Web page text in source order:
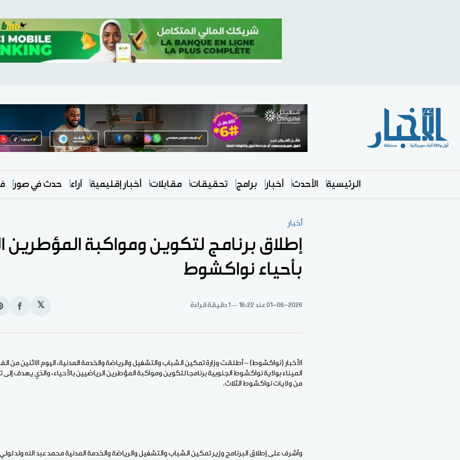
الرئيسية الأحدث أخبار برامج تحقيقات مقابلات أخبار إقليمية آراء حدث في صور
أخبار
إطلاق برنامج لتكوين ومواكبة المؤطرين
بأحياء نواكشوط
01-06-2026عند 16:22 1 دقيقة قراءة 𝕏
انشر
الأخبار (نواكشوط) – أطلقت وزارة تمكين الشباب والتشغيل والرياضة والخدمة المدنية، اليوم الاثنين من
من ولايات نواكشوط الثلاث.